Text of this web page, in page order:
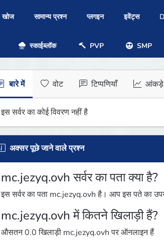
खोज सामान्य प्रश्न प्लगइन इवेंट्स
स्काईब्लॉक PVP SMP
बारे में वोट टिप्पणियाँ आंकड़े
इस सर्वर का कोई विवरण नहीं है
अक्सर पूछे जाने वाले प्रश्न
mc.jezyq.ovh सर्वर का पता क्या है?
इस सर्वर का पता mc.jezyq.ovh है। आप इस पते का
mc.jezyq.ovh में कितने खिलाड़ी हैं?
औसतन 0.0 खिलाड़ी mc.jezyq.ovh पर ऑनलाइन हैं